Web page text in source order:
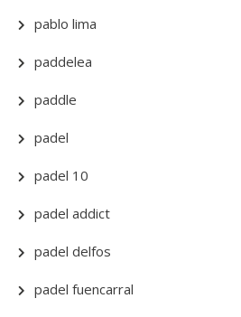
pablo lima
paddelea
paddle
padel
padel 10
padel addict
padel delfos
padel fuencarral